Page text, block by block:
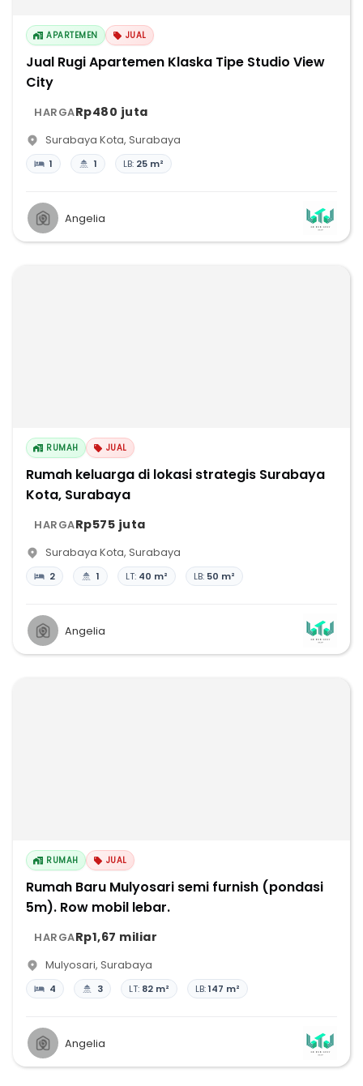
APARTEMEN JUAL
Jual Rugi Apartemen Klaska Tipe Studio View
City
HARGARp480 juta
Surabaya Kota, Surabaya
1 1 LB: 25 m²
Angelia
RUMAH JUAL
Rumah keluarga di lokasi strategis Surabaya
Kota, Surabaya
HARGARp575 juta
Surabaya Kota, Surabaya
2 1 LT: 40 m² LB: 50 m²
Angelia
RUMAH JUAL
Rumah Baru Mulyosari semi furnish (pondasi
5m). Row mobil lebar.
HARGARp1,67 miliar
Mulyosari, Surabaya
4 3 LT: 82 m² LB:147 m²
Angelia